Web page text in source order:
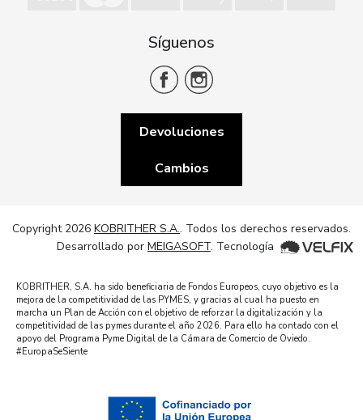
Síguenos
Devoluciones
Cambios
Copyright 2026 KOBRITHER S.A.. Todos los derechos reservados.
Desarrollado por MEIGASOFT. Tecnología
KOBRITHER, S.A. ha sido beneficiaria de Fondos Europeos, cuyo objetivo es la
mejora de la competitividad de las PYMES, y gracias al cual ha puesto en
marcha un Plan de Acción con el objetivo de reforzar la digitalización y la
competitividad de las pymes durante el año 2026. Para ello ha contado con el
apoyo del Programa Pyme Digital de la Cámara de Comercio de Oviedo.
#EuropaSeSiente